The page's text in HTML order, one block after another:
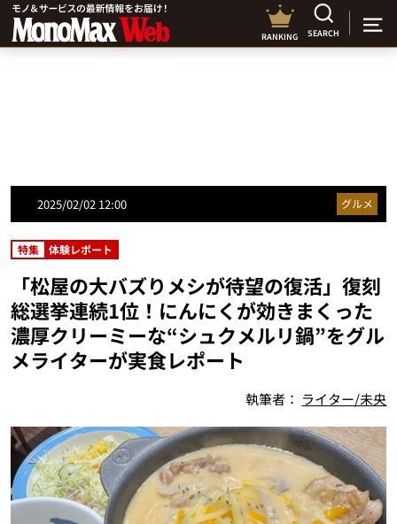
RANKING SEARCH
2025/02/02 12:00 グルメ
特集 体験レポート
「松屋の大バズりメシが待望の復活」復刻
総選挙連続1位！にんにくが効きまくった
濃厚クリーミーな“シュクメルリ鍋”をグル
メライターが実食レポート
執筆者： ライター/未央